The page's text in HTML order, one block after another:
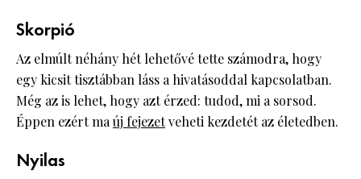
Skorpió
Az elmúlt néhány hét lehetővé tette számodra, hogy
egy kicsit tisztábban láss a hivatásoddal kapcsolatban.
Még az is lehet, hogy azt érzed: tudod, mi a sorsod.
Éppen ezért maúj fejezetveheti kezdetét az életedben.
Nyilas